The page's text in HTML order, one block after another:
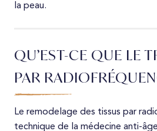
la peau.
QU’EST-CE QUE LE
PAR
Le remodelage des tissus par
technique de la médecine anti-